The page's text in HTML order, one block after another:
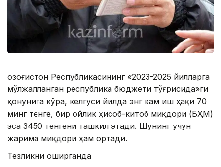
Қозоғистон Республикасининг «2023-2025 йилларга
мўлжалланган республика бюджети тўғрисида»ги
қонунига кўра, келгуси йилда энг кам иш ҳақи 70
минг тенге, бир ойлик ҳисоб-китоб миқдори (БҲМ)
эса 3450 тенгени ташкил этади. Шунинг учун
жарима миқдори ҳам ортади.
Тезликни оширганда